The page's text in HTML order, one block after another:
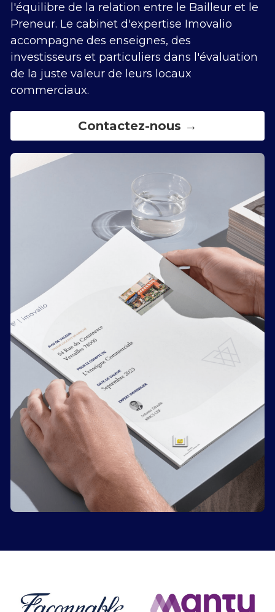
RéférencesCONTACTEZ-NOUS
l'équilibre de la relation entre le Bailleur et le
Preneur. Le cabinet d'expertise Imovalio
accompagne des enseignes, des
investisseurs et particuliers dans l'évaluation
de la juste valeur de leurs locaux
commerciaux.
Contactez-nous →